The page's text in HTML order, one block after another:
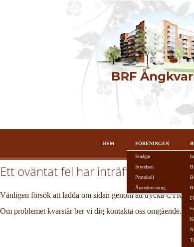
HEM FÖRENINGEN
Stadgar
Styrelsen
Protokoll
Årsredovisning
Ett oväntat fel har inträffat!
Vänligen försök att ladda om sidan genom att trycka CTRL
Om problemet kvarstår ber vi dig kontakta oss omgående.